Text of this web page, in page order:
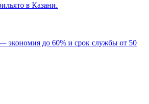
в Казани.
экономия до 60% и срок службы от 50